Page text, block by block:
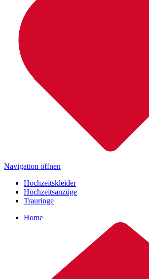
Navigation öffnen
Hochzeitskleider
Hochzeitsanzüge
Trauringe
Home